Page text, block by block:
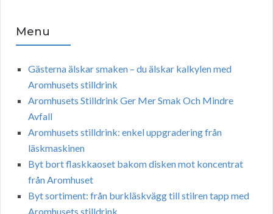
Menu
Gästerna älskar smaken – du älskar kalkylen med
Aromhusets stilldrink
Aromhusets Stilldrink Ger Mer Smak Och Mindre
Avfall
Aromhusets stilldrink: enkel uppgradering från
läskmaskinen
Byt bort flaskkaoset bakom disken mot koncentrat
från Aromhuset
Byt sortiment: från burkläskvägg till stilren tapp med
Aromhusets stilldrink